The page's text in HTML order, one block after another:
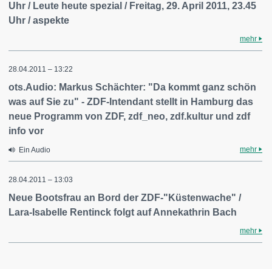
Uhr / Leute heute spezial / Freitag, 29. April 2011, 23.45
Uhr / aspekte
mehr
28.04.2011 – 13:22
ots.Audio: Markus Schächter: "Da kommt ganz schön
was auf Sie zu" - ZDF-Intendant stellt in Hamburg das
neue Programm von ZDF, zdf_neo, zdf.kultur und zdf
info vor
Ein Audio mehr
28.04.2011 – 13:03
Neue Bootsfrau an Bord der ZDF-"Küstenwache" /
Lara-Isabelle Rentinck folgt auf Annekathrin Bach
mehr